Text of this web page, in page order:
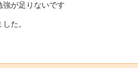
強が足りないです
た。